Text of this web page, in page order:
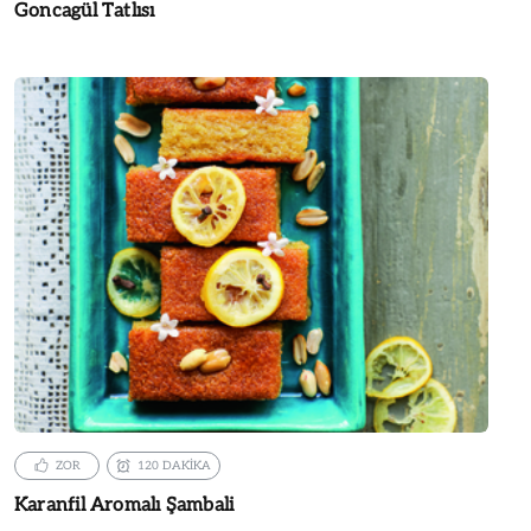
Goncagül Tatlısı
ZOR 120 DAKİKA
Karanfil Aromalı Şambali